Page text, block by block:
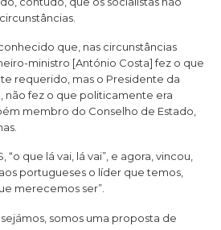
que, nas circunstâncias
ministro [António Costa] fez o que
requerido, mas o Presidente da
não fez o que politicamente era
membro do Conselho de Estado,
“o que lá vai, lá vai”, e agora, vincou,
portugueses o líder que temos,
merecemos ser”.
somos uma proposta de